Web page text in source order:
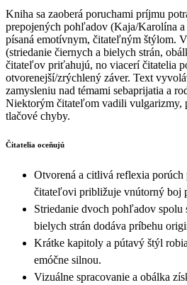
Kniha sa zaoberá poruchami príjmu
prepojených pohľadov (Kaja/Karolína a
písaná emotívnym, čitateľným štýlom.
(striedanie čiernych a bielych strán,
čitateľov priťahujú, no viacerí čitatelia
otvorenejší/zrýchlený záver. Text
zamysleniu nad témami sebaprijatia a
Niektorým čitateľom vadili vulgarizmy,
tlačové chyby.
Čitatelia oceňujú
Otvorená a citlivá reflexia
čitateľovi približuje vnútorný boj
Striedanie dvoch pohľadov spolu
bielych strán dodáva príbehu
Krátke kapitoly a pútavý štýl
emóčne silnou.
Vizuálne spracovanie a obálka